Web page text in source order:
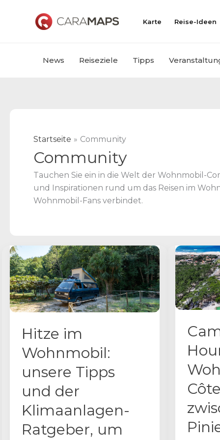
Karte Reise-Ideen
News Reiseziele Tipps
Startseite Community
Community
Tauchen Sie ein in die Welt der Wohnmobil-
und Inspirationen rund um das Reisen im
Wohnmobil-Fans verbindet.
Hitze im
Wohnmobil:
unsere Tipps
und der
Klimaanlagen-
Ratgeber, um